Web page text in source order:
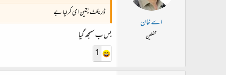
اے خان
محفلین
ڈریکٹ یقین ای کر لیا جے
بس ب سمجھ گیا
1